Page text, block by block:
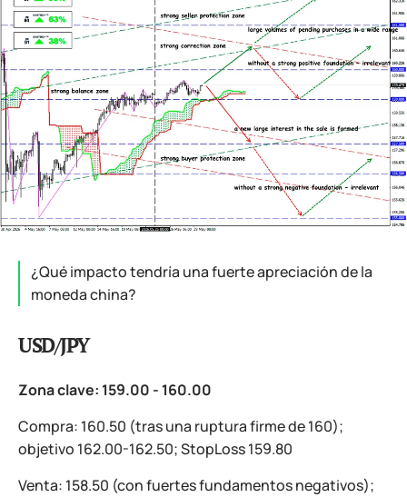
¿Qué impacto tendría una fuerte apreciación de la
moneda china?
USD/JPY
Zona clave: 159.00 - 160.00
Compra: 160.50 (tras una ruptura firme de 160);
objetivo 162.00-162.50; StopLoss 159.80
Venta: 158.50 (con fuertes fundamentos negativos);